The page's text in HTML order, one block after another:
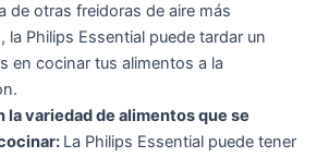
de otras freidoras de aire más
la Philips Essential puede tardar un
en cocinar tus alimentos a la
la variedad de alimentos que se
La Philips Essential puede tener